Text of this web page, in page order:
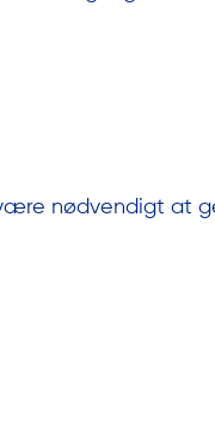
nødvendigt at